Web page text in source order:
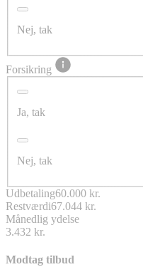
Nej, tak
Forsikring
Ja, tak
Nej, tak
Udbetaling60.000 kr.
Restværdi67.044 kr.
Månedlig ydelse
3.432 kr.
Modtag tilbud